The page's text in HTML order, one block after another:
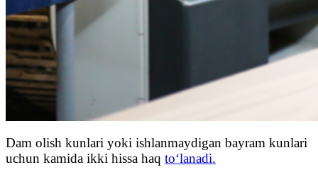
Dam olish kunlari yoki ishlanmaydigan bayram kunlari
uchun kamida ikki hissa haq to‘lanadi.